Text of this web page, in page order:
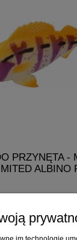
PRZYNĘTA -
ALBINO
do koszyka